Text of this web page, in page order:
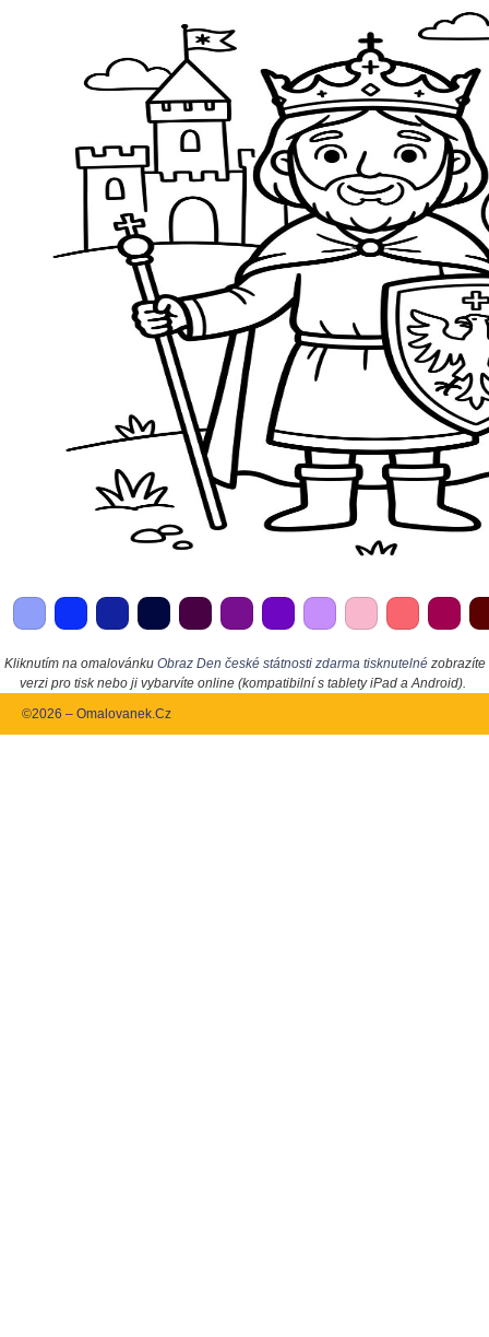
Kliknutím na omalovánku Obraz Den české státnosti zdarma tisknutelnézobrazíte
verzi pro tisk nebo ji vybarvíte online (kompatibilní s tablety iPad a Android).
©2026 – Omalovanek.Cz